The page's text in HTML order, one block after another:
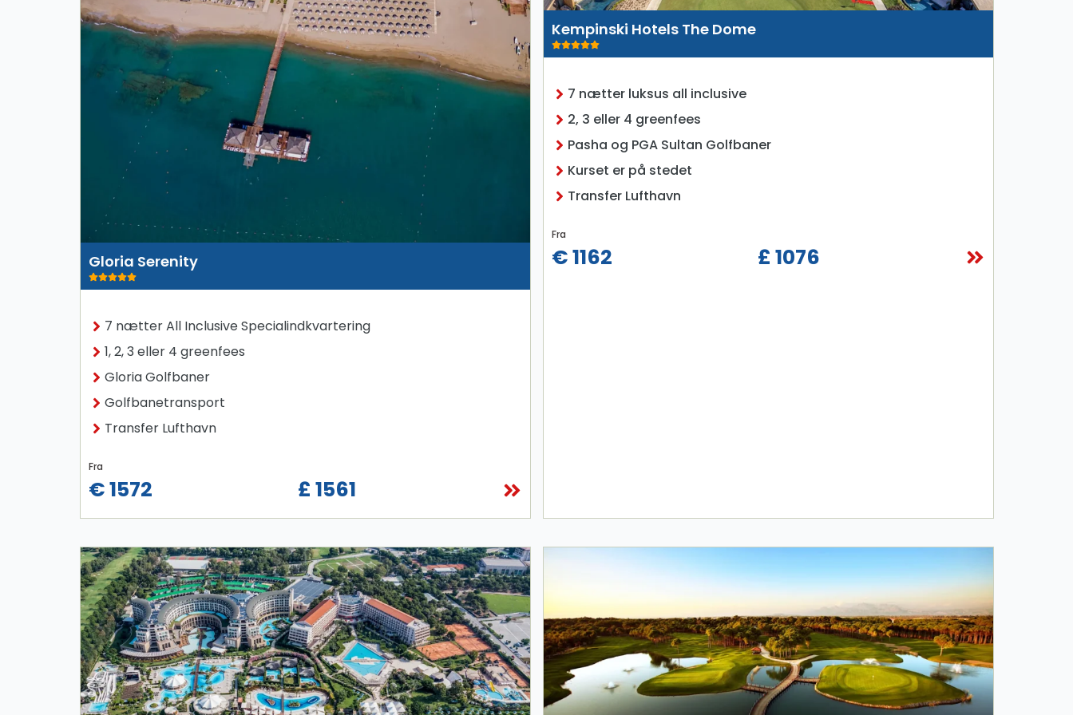
Gloria Serenity
7 nætter All Inclusive Specialindkvartering
1, 2, 3 eller 4 greenfees
Gloria Golfbaner
Golfbanetransport
Transfer Lufthavn
Fra
€ 1572 £ 1561
Kempinski Hotels The Dome
7 nætter luksus all inclusive
2, 3 eller 4 greenfees
Pasha og PGA Sultan Golfbaner
Kurset er på stedet
Transfer Lufthavn
Fra
€ 1162 £ 1076